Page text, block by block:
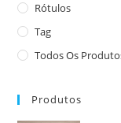
Rótulos
Tag
Todos Os
Produtos